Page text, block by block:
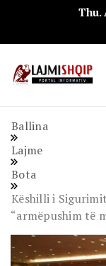
Thu.
Ballina
Lajme
Bota
Këshilli i
“armëpushim të